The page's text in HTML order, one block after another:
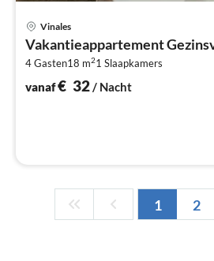
Vinales
Vakantieappartement
4 Gasten18 m21 Slaapkamers
vanaf€ 32/ Nacht
1 2